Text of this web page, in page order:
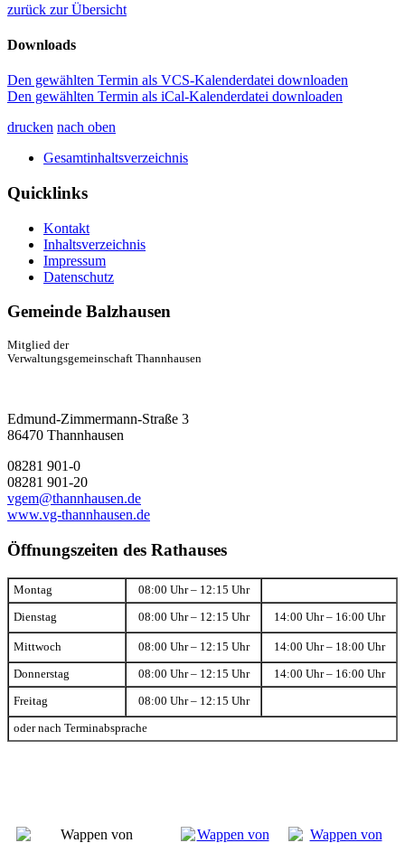
zurück zur Übersicht
Downloads
Den gewählten Termin als VCS-Kalenderdatei downloaden
Den gewählten Termin als iCal-Kalenderdatei downloaden
drucken nach oben
Gesamtinhaltsverzeichnis
Quicklinks
Kontakt
Inhaltsverzeichnis
Impressum
Datenschutz
Gemeinde Balzhausen
Mitglied der
Verwaltungsgemeinschaft Thannhausen
Edmund-Zimmermann-Straße 3
86470 Thannhausen
08281 901-0
08281 901-20
vgem@thannhausen.de
www.vg-thannhausen.de
Öffnungszeiten des Rathauses
Montag 08:00 Uhr – 12:15 Uhr
Dienstag 08:00 Uhr – 12:15 Uhr 14:00 Uhr – 16:00 Uhr
Mittwoch 08:00 Uhr – 12:15 Uhr 14:00 Uhr – 18:00 Uhr
Donnerstag 08:00 Uhr – 12:15 Uhr 14:00 Uhr – 16:00 Uhr
Freitag 08:00 Uhr – 12:15 Uhr
oder nach Terminabsprache